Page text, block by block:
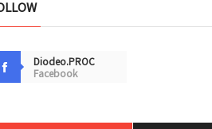
Diodeo.PROC
Facebook